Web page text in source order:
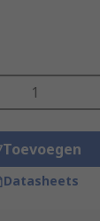
Toevoegen
Datasheets